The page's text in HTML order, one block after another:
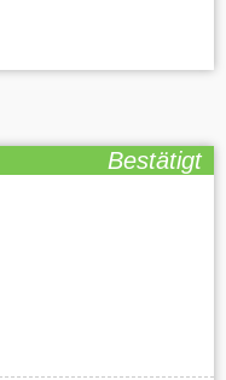
Bestätigt